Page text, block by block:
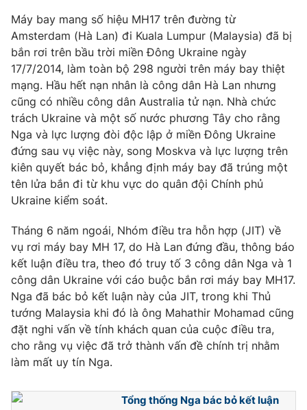
Emagazine Podcast
Photo Infographic
Video Shorts video
VTV Money VTV Thể thao
VTV Sức khoẻ Bất động sản
VTV4 Vươn mình bằng AI
VTV9 VTV8
Liên hệ tòa soạn English
Máy bay mang số hiệu MH17 trên đường từ
Amsterdam (Hà Lan) đi Kuala Lumpur (Malaysia) đã bị
bắn rơi trên bầu trời miền Đông Ukraine ngày
17/7/2014, làm toàn bộ 298 người trên máy bay thiệt
mạng. Hầu hết nạn nhân là công dân Hà Lan nhưng
cũng có nhiều công dân Australia tử nạn. Nhà chức
trách Ukraine và một số nước phương Tây cho rằng
Nga và lực lượng đòi độc lập ở miền Đông Ukraine
đứng sau vụ việc này, song Moskva và lực lượng trên
kiên quyết bác bỏ, khẳng định máy bay đã trúng một
tên lửa bắn đi từ khu vực do quân đội Chính phủ
Ukraine kiểm soát.
Tháng 6 năm ngoái, Nhóm điều tra hỗn hợp (JIT) về
vụ rơi máy bay MH 17, do Hà Lan đứng đầu, thông báo
kết luận điều tra, theo đó truy tố 3 công dân Nga và 1
công dân Ukraine với cáo buộc bắn rơi máy bay MH17.
Nga đã bác bỏ kết luận này của JIT, trong khi Thủ
tướng Malaysia khi đó là ông Mahathir Mohamad cũng
đặt nghi vấn về tính khách quan của cuộc điều tra,
cho rằng vụ việc đã trở thành vấn đề chính trị nhằm
làm mất uy tín Nga.
Tổng thống Nga bác bỏ kết luận